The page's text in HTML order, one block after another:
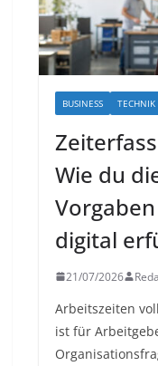
BUSINESS TECHNIK
Wie du
digital
21/07/2026
Arbeitszeiten
ist für